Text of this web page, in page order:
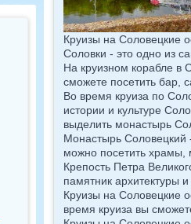
Круизы на Соловецкие
Соловки - это одно из
На круизном корабле в
сможете посетить бар,
Во время круиза по
истории и культуре
выделить монастырь
Монастырь Соловецкий
можно посетить храмы,
Крепость Петра
памятник архитектуры
Круизы на Соловецкие
время круиза вы